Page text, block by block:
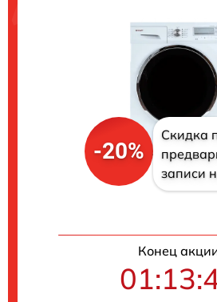
-20%
Скидка
записи
Конец